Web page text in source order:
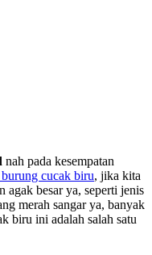
nah pada kesempatan
cucak biru, jika kita
besar ya, seperti jenis
merah sangar ya, banyak
biru ini adalah salah satu